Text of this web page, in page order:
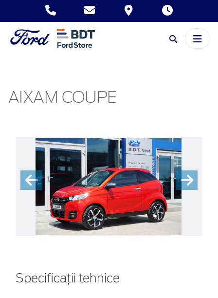
AIXAM COUPE
Specificații tehnice